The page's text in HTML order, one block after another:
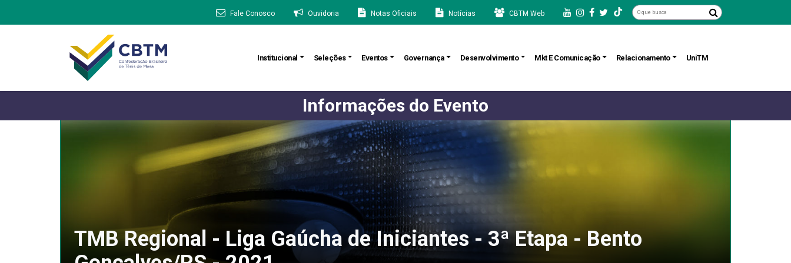
Fale Conosco Ouvidoria Notas Oficiais Notícias CBTM Web
Institucional Seleções Eventos Governança Desenvolvimento Mkt E Comunicação Relacionamento UniTM
Informações do Evento
TMB Regional - Liga Gaúcha de Iniciantes - 3ª Etapa - Bento